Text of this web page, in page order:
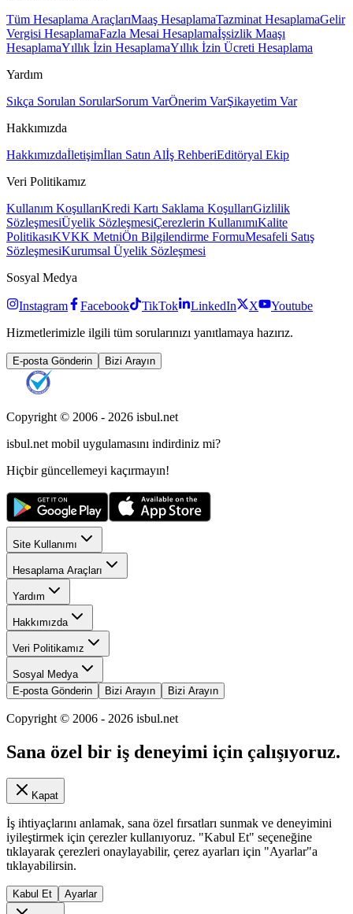
Tüm Hesaplama AraçlarıMaaş HesaplamaTazminat HesaplamaGelir
Vergisi HesaplamaFazla Mesai Hesaplamaİşsizlik Maaşı
HesaplamaYıllık İzin HesaplamaYıllık İzin Ücreti Hesaplama
Yardım
Sıkça Sorulan SorularSorum VarÖnerim VarŞikayetim Var
Hakkımızda
Hakkımızdaİletişimİlan Satın Alİş RehberiEditöryal Ekip
Veri Politikamız
Kullanım KoşullarıKredi Kartı Saklama KoşullarıGizlilik
SözleşmesiÜyelik SözleşmesiÇerezlerin KullanımıKalite
PolitikasıKVKK MetniÖn Bilgilendirme FormuMesafeli Satış
SözleşmesiKurumsal Üyelik Sözleşmesi
Sosyal Medya
Instagram Facebook TikTok LinkedIn X
Youtube
Hizmetlerimizle ilgili tüm sorularınızı yanıtlamaya hazırız.
E-posta Gönderin Bizi Arayın
Copyright © 2006 - 2026 isbul.net
isbul.net mobil uygulamasını indirdiniz mi?
Hiçbir güncellemeyi kaçırmayın!
Site Kullanımı
Hesaplama Araçları
Yardım
Hakkımızda
Veri Politikamız
Sosyal Medya
E-posta Gönderin
Bizi Arayın Bizi Arayın
Copyright © 2006 - 2026 isbul.net
Sana özel bir iş deneyimi için çalışıyoruz.
Kapat
İş ihtiyaçlarını anlamak, sana özel fırsatları sunmak ve deneyimini
iyileştirmek için çerezler kullanıyoruz. "Kabul Et" seçeneğine
tıklayarak çerezleri onaylayabilir, çerez ayarları için "Ayarlar"a
tıklayabilirsin.
Kabul Et Ayarlar